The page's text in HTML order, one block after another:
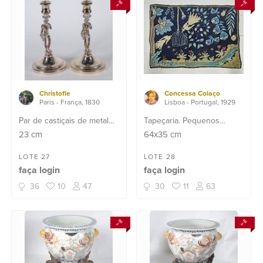
Christofle
Paris - França, 1830
Par de castiçais de metal
prateado com figuras de
23 cm
LOTE 27
faça login
36 10 47
Concessa Colaço
Lisboa - Portugal, 1929
Tapeçaria. Pequenos
desgastes.
64x35 cm
LOTE 28
faça login
30 11 63